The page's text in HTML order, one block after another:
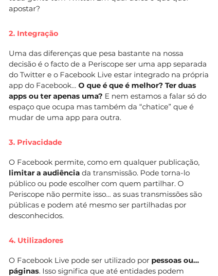
apostar?
2. Integração
Uma das diferenças que pesa bastante na nossa
decisão é o facto de a Periscope ser uma app separada
do Twitter e o Facebook Live estar integrado na própria
app do Facebook… O que é que é melhor? Ter duas
apps ou ter apenas uma? E nem estamos a falar só do
espaço que ocupa mas também da “chatice” que é
mudar de uma app para outra.
3. Privacidade
O Facebook permite, como em qualquer publicação,
limitar a audiência da transmissão. Pode torna-lo
público ou pode escolher com quem partilhar. O
Periscope não permite isso… as suas transmissões são
públicas e podem até mesmo ser partilhadas por
desconhecidos.
4. Utilizadores
O Facebook Live pode ser utilizado por pessoas ou…
páginas. Isso significa que até entidades podem